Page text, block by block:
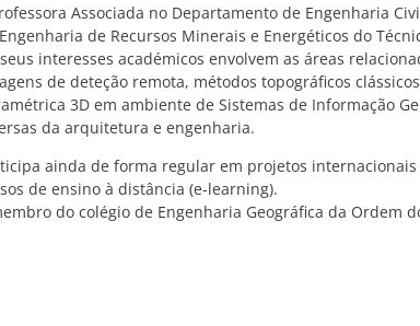
Associada no Departamento de Engenharia
de Recursos Minerais e Energéticos do
interesses académicos envolvem as áreas
de deteção remota, métodos topográficos
3D em ambiente de Sistemas de Informação
da arquitetura e engenharia.
ainda de forma regular em projetos
de ensino à distância (e-learning).
do colégio de Engenharia Geográfica da Ordem